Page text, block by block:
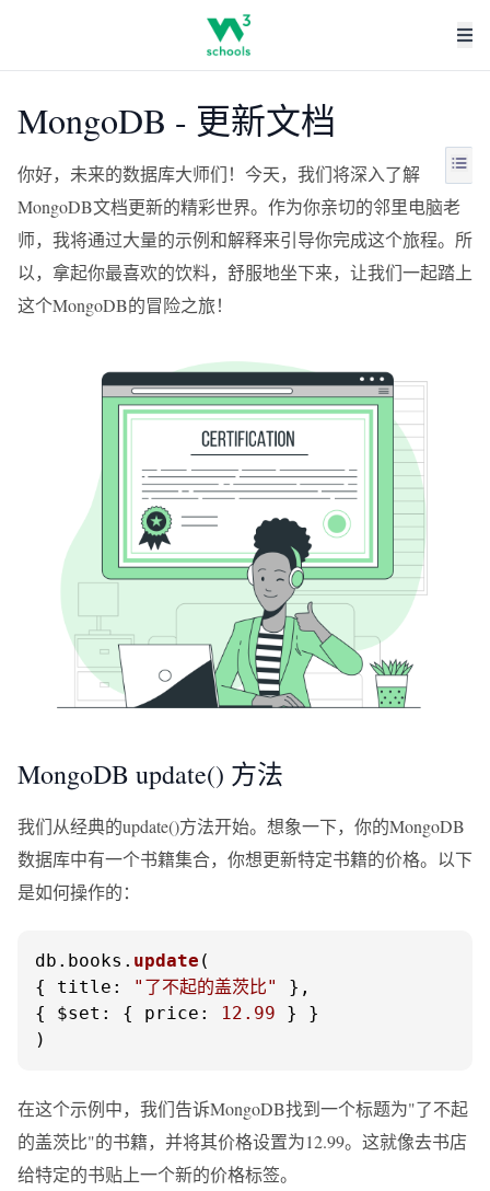
MongoDB - 更新文档
你好，未来的数据库大师们！今天，我们将深入了解
MongoDB文档更新的精彩世界。作为你亲切的邻里电脑老
师，我将通过大量的示例和解释来引导你完成这个旅程。所
以，拿起你最喜欢的饮料，舒服地坐下来，让我们一起踏上
这个MongoDB的冒险之旅！
MongoDB update() 方法
我们从经典的update()方法开始。想象一下，你的MongoDB
数据库中有一个书籍集合，你想更新特定书籍的价格。以下
是如何操作的：
db. books . update (
{ title : "了不起的盖茨比"
},
{ $set : { price : 12.99 } }
)
在这个示例中，我们告诉MongoDB找到一个标题为"了不起
的盖茨比"的书籍，并将其价格设置为12.99。这就像去书店
给特定的书贴上一个新的价格标签。